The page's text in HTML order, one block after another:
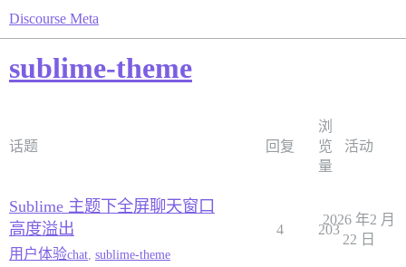
Discourse Meta
sublime-theme
话题 回复
浏
览
量
活动
Sublime 主题下全屏聊天窗口
高度溢出
用户体验chat sublime-theme
4 203
2026 年2 月
22 日